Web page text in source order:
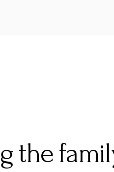
the